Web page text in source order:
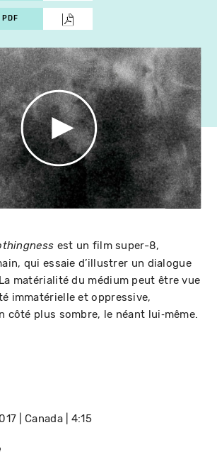
est un film super-8,
qui essaie d’illustrer un dialogue
matérialité du médium peut être vue
immatérielle et oppressive,
côté plus sombre, le néant lui‑même.
Canada 4:15